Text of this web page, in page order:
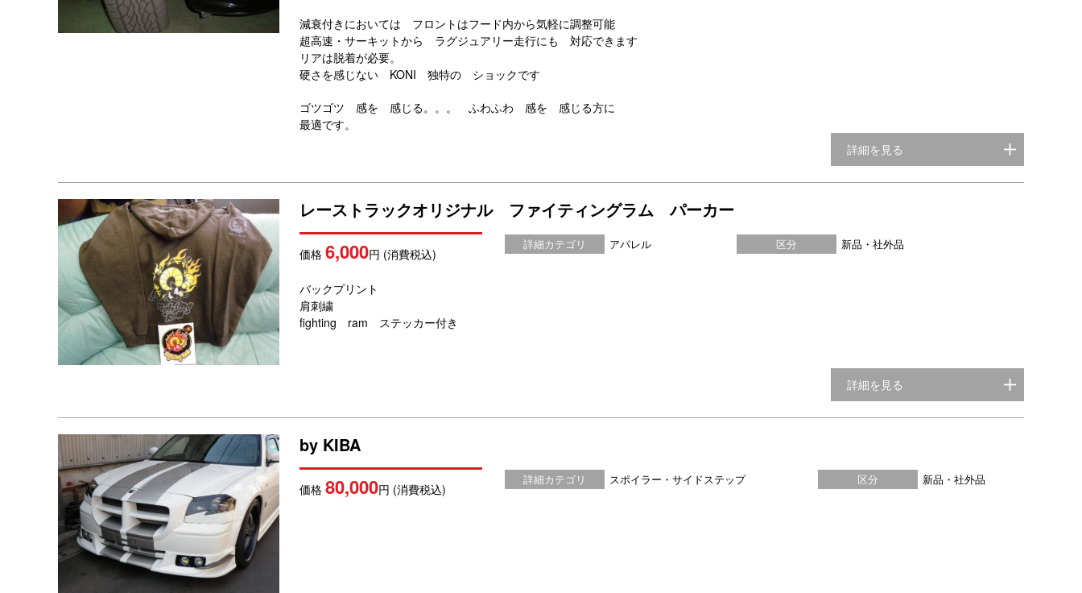
減衰付きにおいては フロントはフード内から気軽に調整可能
超高速・サーキットから ラグジュアリー走行にも 対応できます
リアは脱着が必要。
硬さを感じない KONI 独特の ショックです
ゴツゴツ 感を 感じる。。。 ふわふわ 感を 感じる方に
最適です。
詳細を見る
レーストラックオリジナル ファイティングラム パーカー
価格 6,000円 (消費税込)
詳細カテゴリ アパレル 区分 新品・社外品
バックプリント
肩刺繍
fighting ram ステッカー付き
詳細を見る
by KIBA
価格 80,000円 (消費税込)
詳細カテゴリ スポイラー・サイドステップ 区分 新品・社外品